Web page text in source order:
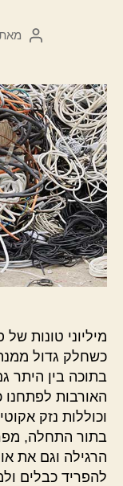
המחבר
מיליוני טונות
כשחלק גדול
בתוכה בין היתר
האורבות לפתחנו
וכוללות נזק
בתור התחלה,
הרגילה וגם את
להפריד כבלים